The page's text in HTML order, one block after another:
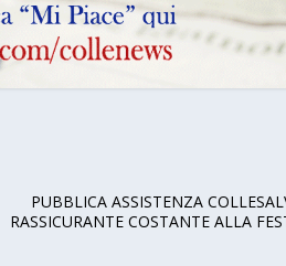
PUBBLICA ASSISTENZA
RASSICURANTE COSTANTE ALLA